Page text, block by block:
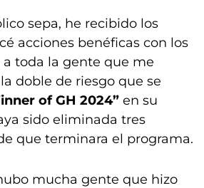
sepa, he recibido los
acciones benéficas con los
a toda la gente que me
doble de riesgo que se
of GH 2024” en su
sido eliminada tres
que terminara el programa.
mucha gente que hizo